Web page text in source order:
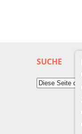
SUCHE